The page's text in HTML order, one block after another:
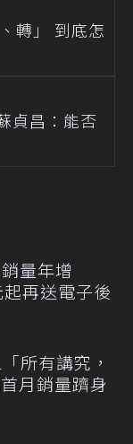
轉」 到底怎
貞昌：能否
量年增
再送電子後
所有講究，
月銷量躋身